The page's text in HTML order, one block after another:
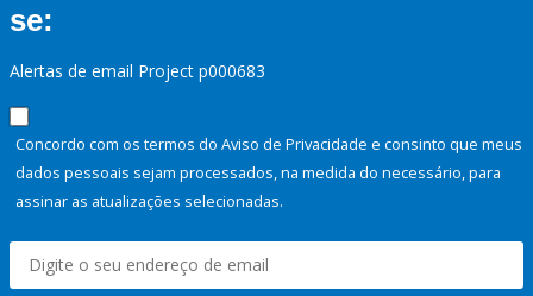
se:
Alertas de email Project p000683
Concordo com os termos do Aviso de Privacidade e consinto que meus
dados pessoais sejam processados, na medida do necessário, para
assinar as atualizações selecionadas.